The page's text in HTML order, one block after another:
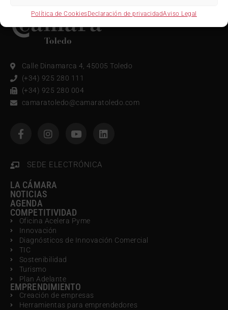
Política de CookiesDeclaración de privacidadAviso Legal
Calle Dinamarca 4, 45005 Toledo
(+34) 925 280 111
(+34) 925 280 004
camaratoledo@camaratoledo.com
SEDE ELECTRÓNICA
LA CÁMARA
NOTICIAS
AGENDA
COMPETITIVIDAD
Oficina Acelera Pyme
Innovación
Diagnósticos de Innovación Comercial
TIC
Sostenibilidad
Turismo
Plan Adelante
EMPRENDIMIENTO
Creación de empresas
Herramientas para emprendedores